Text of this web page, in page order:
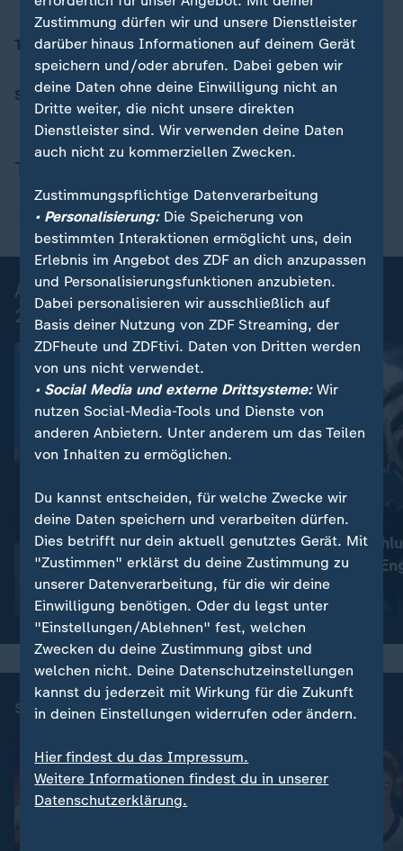
Trainer: Diek Advocaat
Schiedsrichter: Jalal Jayed (Marokko)
Thema
Fußball-WM
Alle Spiele, alle Tore der Fußball-WM
2026
Fußball-WM:
Vollkommen verrücktes
Spiel um Platz drei
Video13:33
Fußball-WM:
Wahnsinns-
Argentinien -
Video9:57
sportstudio Fußball-Dokus
Zustimmung dürfen wir und unsere Dienstleister
darüber hinaus Informationen auf deinem Gerät
speichern und/oder abrufen. Dabei geben wir
deine Daten ohne deine Einwilligung nicht an
Dritte weiter, die nicht unsere direkten
Dienstleister sind. Wir verwenden deine Daten
auch nicht zu kommerziellen Zwecken.
Zustimmungspflichtige Datenverarbeitung
• Personalisierung:Die Speicherung von
bestimmten Interaktionen ermöglicht uns, dein
Erlebnis im Angebot des ZDF an dich anzupassen
und Personalisierungsfunktionen anzubieten.
Dabei personalisieren wir ausschließlich auf
Basis deiner Nutzung von ZDF Streaming, der
ZDFheute und ZDFtivi. Daten von Dritten werden
von uns nicht verwendet.
• Social Media und externe Drittsysteme:Wir
nutzen Social-Media-Tools und Dienste von
anderen Anbietern. Unter anderem um das Teilen
von Inhalten zu ermöglichen.
Du kannst entscheiden, für welche Zwecke wir
deine Daten speichern und verarbeiten dürfen.
Dies betrifft nur dein aktuell genutztes Gerät. Mit
"Zustimmen" erklärst du deine Zustimmung zu
unserer Datenverarbeitung, für die wir deine
Einwilligung benötigen. Oder du legst unter
"Einstellungen/Ablehnen" fest, welchen
Zwecken du deine Zustimmung gibst und
welchen nicht. Deine Datenschutzeinstellungen
kannst du jederzeit mit Wirkung für die Zukunft
in deinen Einstellungen widerrufen oder ändern.
Hier findest du das Impressum.
Weitere Informationen findest du in unserer
Datenschutzerklärung.